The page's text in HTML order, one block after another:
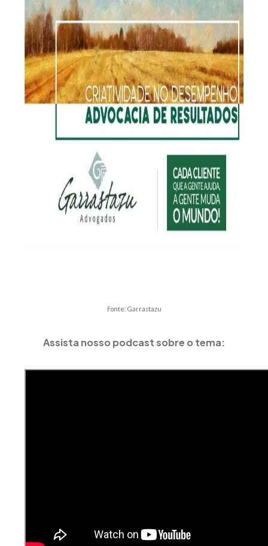
Fonte: Garrastazu
Assista nosso podcast sobre o tema: